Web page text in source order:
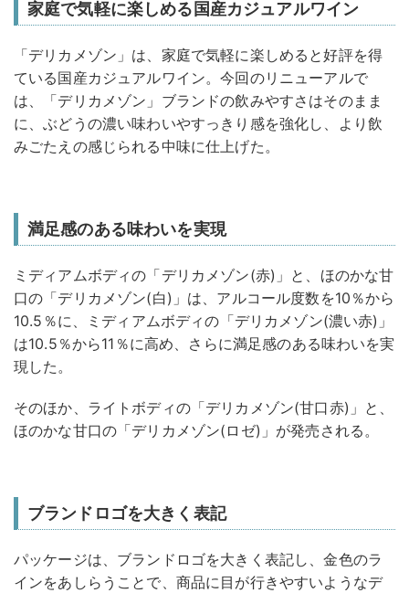
家庭で気軽に楽しめる国産カジュアルワイン
「デリカメゾン」は、家庭で気軽に楽しめると好評を得
ている国産カジュアルワイン。今回のリニューアルで
は、「デリカメゾン」ブランドの飲みやすさはそのまま
に、ぶどうの濃い味わいやすっきり感を強化し、より飲
みごたえの感じられる中味に仕上げた。
満足感のある味わいを実現
ミディアムボディの「デリカメゾン(赤)」と、ほのかな甘
口の「デリカメゾン(白)」は、アルコール度数を10％から
10.5％に、ミディアムボディの「デリカメゾン(濃い赤)」
は10.5％から11％に高め、さらに満足感のある味わいを実
現した。
そのほか、ライトボディの「デリカメゾン(甘口赤)」と、
ほのかな甘口の「デリカメゾン(ロゼ)」が発売される。
ブランドロゴを大きく表記
パッケージは、ブランドロゴを大きく表記し、金色のラ
インをあしらうことで、商品に目が行きやすいようなデ